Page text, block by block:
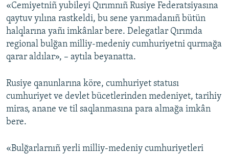
QOŞULIÑIZ!
«Cemiyetniñ yubileyi Qırımnıñ Rusiye Federatsiyasına
qaytuv yılına rastkeldi, bu sene yarımadanıñ bütün
halqlarına yañı imkânlar bere. Delegatlar Qırımda
regional bulğan milliy-medeniy cumhuriyetni qurmağa
qarar aldılar», – aytıla beyanatta.
Rusiye qanunlarına köre, cumhuriyet statusı
cumhuriyet ve devlet bücetlerinden medeniyet, tarihiy
miras, anane ve til saqlanmasına para almağa imkân
bere.
«Bulğarlarnıñ yerli milliy-medeniy cumhuriyetleri